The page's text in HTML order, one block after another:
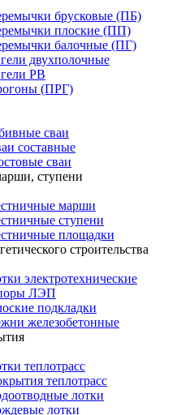
брусковые (ПБ)
плоские (ПП)
балочные (ПГ)
двухполочные
РВ
(ПРГ)
сваи
составные
сваи
ступени
марши
ступени
площадки
строительства
электротехнические
ЛЭП
подкладки
железобетонные
теплотрасс
теплотрасс
лотки
лотки